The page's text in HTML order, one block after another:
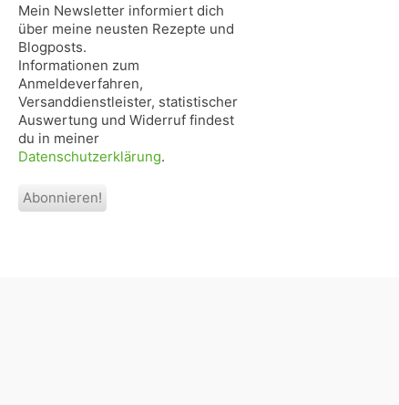
Mein Newsletter informiert dich
über meine neusten Rezepte und
Blogposts.
Informationen zum
Anmeldeverfahren,
Versanddienstleister, statistischer
Auswertung und Widerruf findest
du in meiner
Datenschutzerklärung.